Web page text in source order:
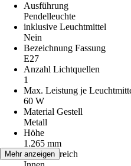
Ausführung
Pendelleuchte
inklusive Leuchtmittel
Nein
Bezeichnung Fassung
E27
Anzahl Lichtquellen
1
Max. Leistung je
60 W
Material Gestell
Metall
Höhe
1.265 mm
Einsatzbereich
Mehr anzeigen